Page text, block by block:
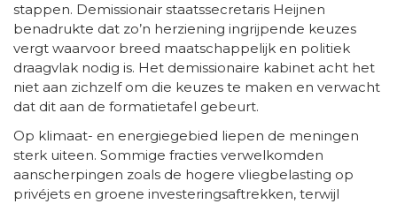
stappen. Demissionair staatssecretaris Heijnen
benadrukte dat zo’n herziening ingrijpende keuzes
vergt waarvoor breed maatschappelijk en politiek
draagvlak nodig is. Het demissionaire kabinet acht het
niet aan zichzelf om die keuzes te maken en verwacht
dat dit aan de formatietafel gebeurt.
Op klimaat- en energiegebied liepen de meningen
sterk uiteen. Sommige fracties verwelkomden
aanscherpingen zoals de hogere vliegbelasting op
privéjets en groene investeringsaftrekken, terwijl